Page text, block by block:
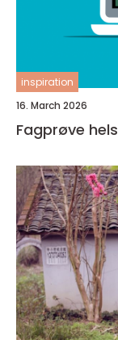
inspiration
16. March 2026